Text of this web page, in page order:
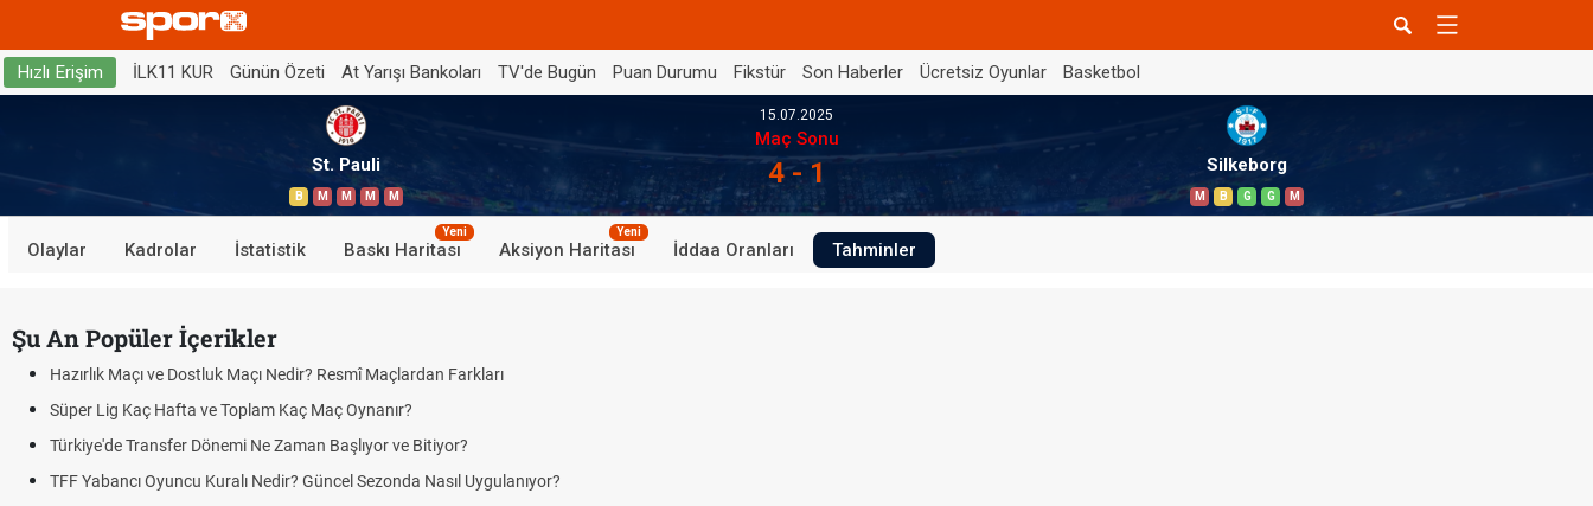
Hızlı Erişim İLK11 KUR Günün Özeti At Yarışı Bankoları TV'de Bugün Puan Durumu Fikstür Son Haberler Ücretsiz Oyunlar Basketbol
St. Pauli
B M M M M
15.07.2025
Maç Sonu
4 - 1 Silkeborg
M B G G M
Olaylar Kadrolar İstatistik Baskı Haritası
Yeni
Aksiyon Haritası
Yeni
İddaa Oranları Tahminler
Şu An Popüler İçerikler
Hazırlık Maçı ve Dostluk Maçı Nedir? Resmî Maçlardan Farkları
Süper Lig Kaç Hafta ve Toplam Kaç Maç Oynanır?
Türkiye'de Transfer Dönemi Ne Zaman Başlıyor ve Bitiyor?
TFF Yabancı Oyuncu Kuralı Nedir? Güncel Sezonda Nasıl Uygulanıyor?